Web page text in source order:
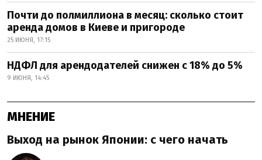
Почти до полмиллиона в месяц: сколько стоит
аренда домов в Киеве и пригороде
25 ИЮНЯ, 17:15
НДФЛ для арендодателей снижен с 18% до 5%
9 ИЮНЯ, 14:45
МНЕНИЕ
Выход на рынок Японии: с чего начать